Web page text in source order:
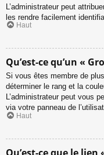
L’administrateur peut
les rendre facilement
Haut
Qu’est-ce qu’un «
Si vous êtes membre de
déterminer le rang et la
L’administrateur peut vous
via votre panneau de
Haut